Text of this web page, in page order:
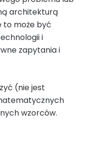
architekturą
to może być
i
zapytania i
(nie jest
wzorców.